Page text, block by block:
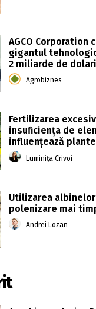
AGCO Corporation
gigantul
2 miliarde de dolari
Agrobiznes
Fertilizarea
insuficiența de
influențează
Luminița Crivoi
Utilizarea
polenizare mai
Andrei Lozan